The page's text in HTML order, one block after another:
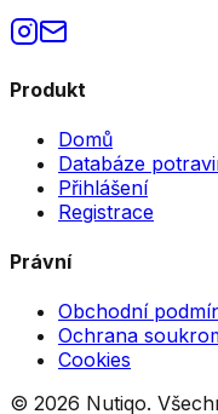
Produkt
Domů
Databáze
Přihlášení
Registrace
Právní
Obchodní
Ochrana
Cookies
© 2026 Nutiqo.